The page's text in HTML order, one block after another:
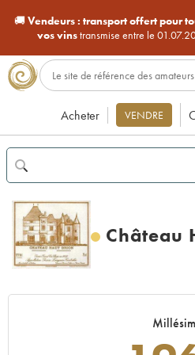
🚚Vendeurs : transport offert pour
vos vinstransmise entre le
Acheter VENDRE
Château